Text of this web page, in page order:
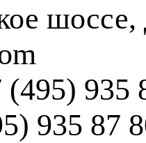
935
935 87